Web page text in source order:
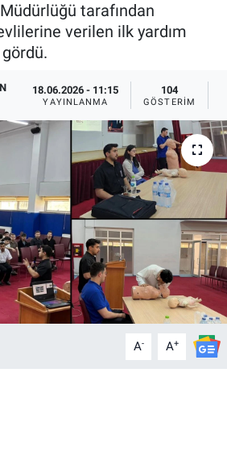
tarafından
verilen ilk yardım
18.06.2026 - 11:15
YAYINLANMA
104
GÖSTERIM
A- A+